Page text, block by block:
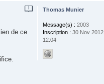
de ce
Thomas Munier
Message(s) : 2003
Inscription : 30 Nov 2012,
12:04